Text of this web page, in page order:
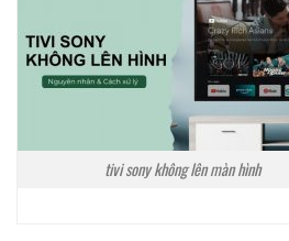
tivi sony không lên màn hình